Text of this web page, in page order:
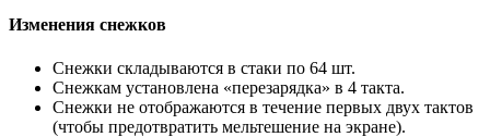
Изменения снежков
Снежки складываются в стаки по 64 шт.
Снежкам установлена «перезарядка» в 4 такта.
Снежки не отображаются в течение первых двух тактов
(чтобы предотвратить мельтешение на экране).